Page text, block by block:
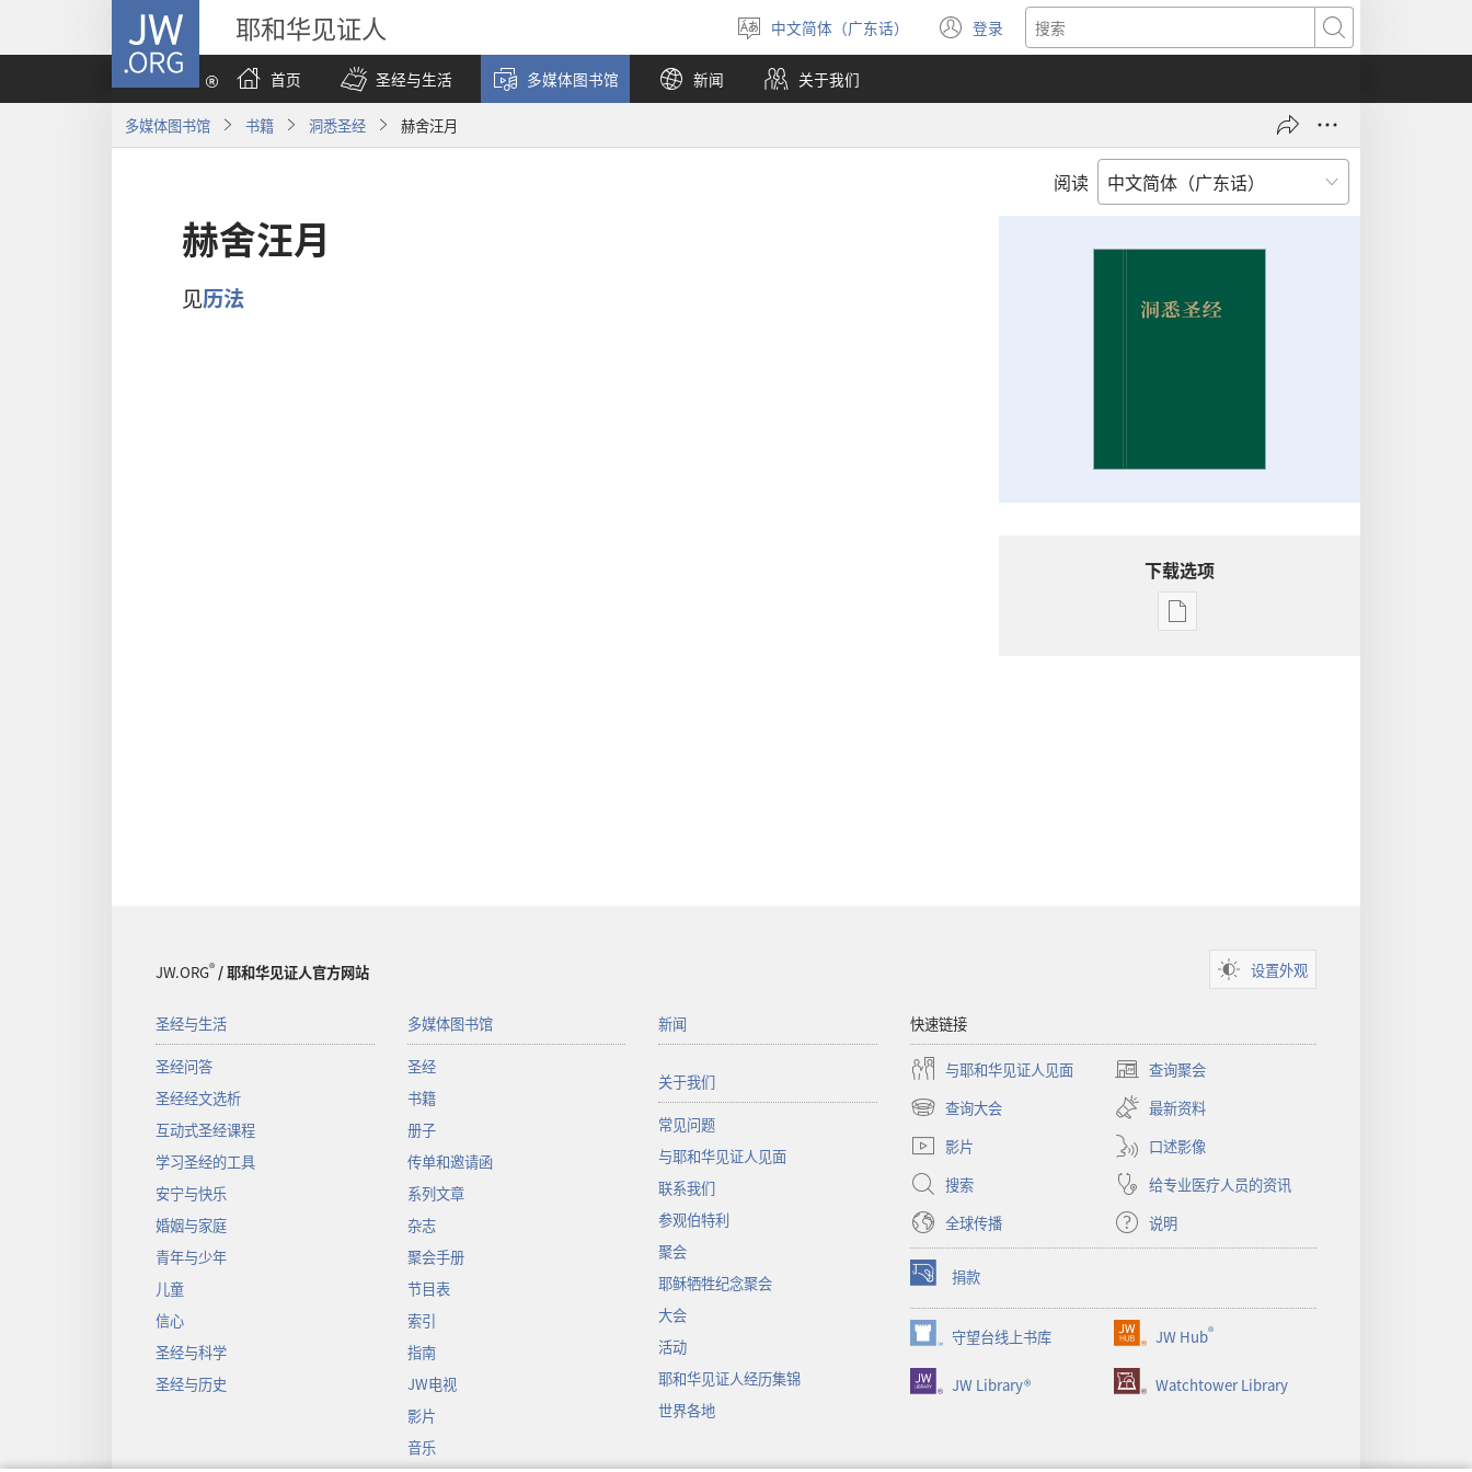
JW.ORG 耶和华见证人
选
择
语
言
中文简体（广东话） 登录
（打
开
窗
搜
索
首页
圣经与生活 多媒体图书馆 新闻 关于我们
多媒体图书馆 书籍 洞悉圣经 赫舍汪月
阅读
赫舍汪月
见历法
下载选项
电
JW.ORG®/ 耶和华见证人官方网站 设置外观
圣经与生活
圣经问答
圣经经文选析
互动式圣经课程
学习圣经的工具
安宁与快乐
婚姻与家庭
青年与少年
儿童
信心
圣经与科学
圣经与历史
多媒体图书馆
圣经
书籍
册子
传单和邀请函
系列文章
杂志
聚会手册
节目表
索引
指南
JW电视
影片
音乐
新闻
关于我们
常见问题
与耶和华见证人见面
联系我们
参观伯特利
聚会
耶稣牺牲纪念聚会
大会
活动
耶和华见证人经历集锦
世界各地
快速链接
与耶和华见证人见面 查询聚会
（打
开
新
窗
口）
查询大会
（打
开
新
窗
口）
最新资料
影片
口述影像
搜索
给专业医疗人员的资讯
全球传播
说明
捐款
（打
开
新
窗
口）
守望台线上书库
（打
开
新
JW Hub®
（打
开
新
JW Library® Watchtower Library